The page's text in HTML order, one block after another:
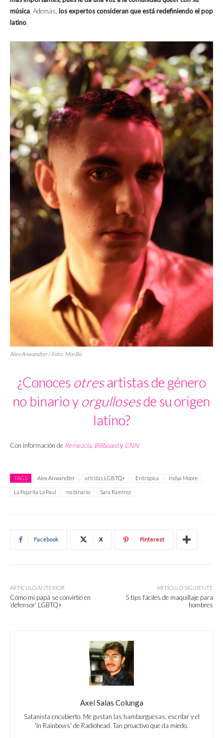
música. Además, los expertos consideran que está redefiniendo el pop
latino.
Álex Anwandter / Foto: Mor.Bo
¿Conoces otresartistas de género
no binario y orgullosesde su origen
latino?
Con información de Remezcla, Billboardy CNN
TAGS Alex Anwandter artistas LGBTQ+ Entrópica Indya Moore
La Pajarita La Paul no binario Sara Ramirez
Facebook X Pinterest
ARTÍCULO ANTERIOR
Cómo mi papá se convirtió en
‘defensor’ LGBTQ+
ARTÍCULO SIGUIENTE
5 tips fáciles de maquillaje para
hombres
Axel Salas Colunga
Satanista encubierto. Me gustan las hamburguesas, escribir y el
'In Rainbows' de Radiohead. Tan proactivo que da miedo.